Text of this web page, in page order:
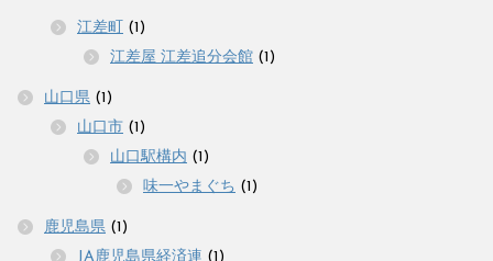
江差町 (1)
江差屋 江差追分会館 (1)
山口県 (1)
山口市 (1)
山口駅構内 (1)
味一やまぐち (1)
鹿児島県 (1)
JA鹿児島県経済連 (1)